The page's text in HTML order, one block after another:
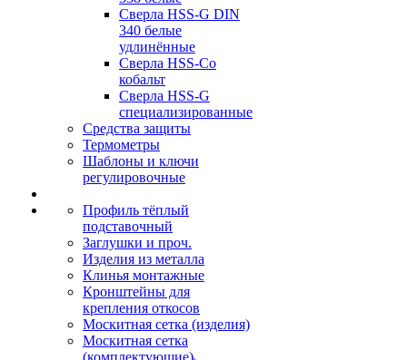
Сверла HSS-G DIN
340 белые
удлинённые
Сверла HSS-Co
кобальт
Сверла HSS-G
специализированные
Средства защиты
Термометры
Шаблоны и ключи
регулировочные
Профиль тёплый
подставочный
Заглушки и проч.
Изделия из металла
Клинья монтажные
Кронштейны для
крепления откосов
Москитная сетка (изделия)
Москитная сетка
(комплектующие)